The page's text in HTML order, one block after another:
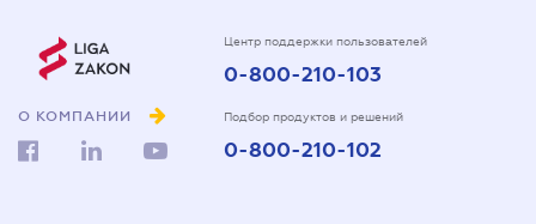
О КОМПАНИИ
Центр поддержки пользователей
0-800-210-103
Подбор продуктов и решений
0-800-210-102